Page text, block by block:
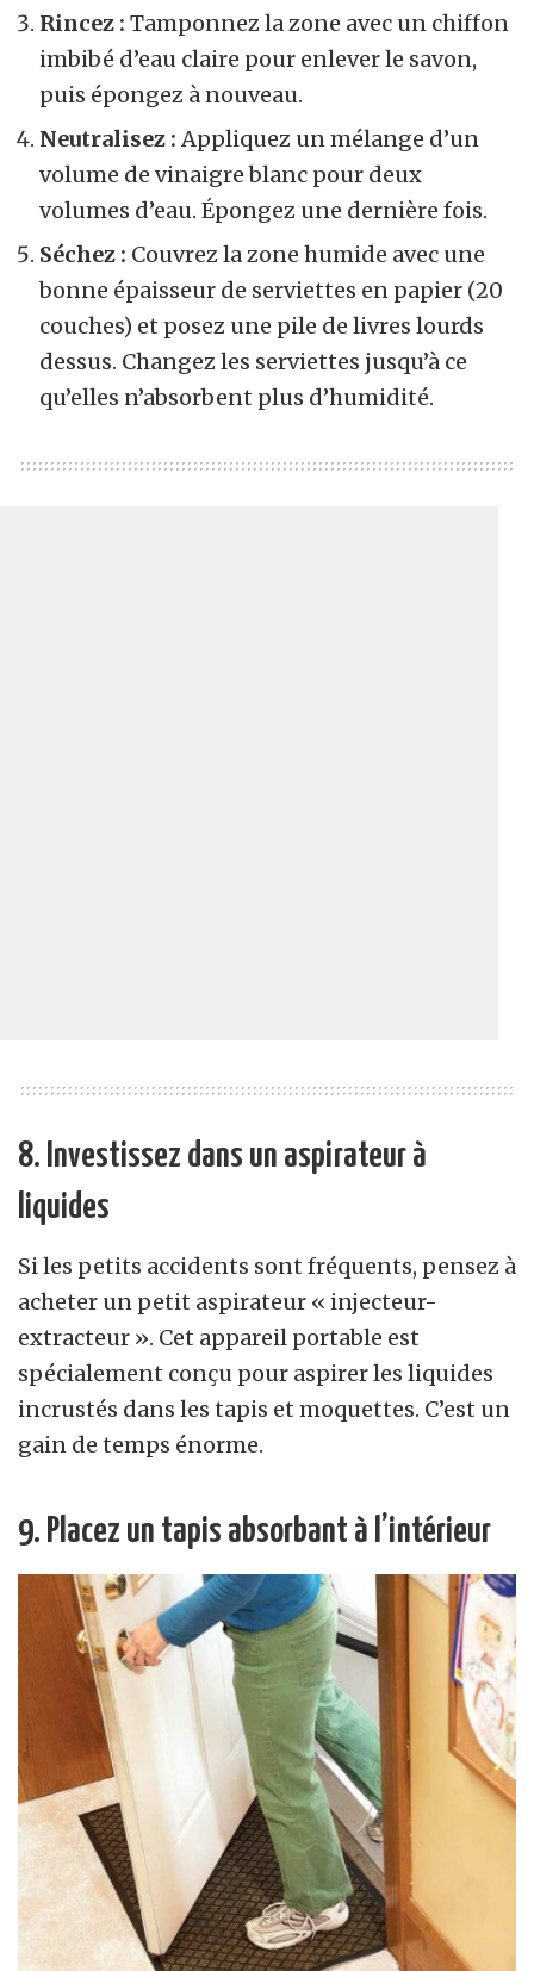
Rincez : Tamponnez la zone avec un chiffon
imbibé d’eau claire pour enlever le savon,
puis épongez à nouveau.
Neutralisez : Appliquez un mélange d’un
volume de vinaigre blanc pour deux
volumes d’eau. Épongez une dernière fois.
Séchez : Couvrez la zone humide avec une
bonne épaisseur de serviettes en papier (20
couches) et posez une pile de livres lourds
dessus. Changez les serviettes jusqu’à ce
qu’elles n’absorbent plus d’humidité.
8. Investissez dans un aspirateur à
liquides
Si les petits accidents sont fréquents, pensez à
acheter un petit aspirateur « injecteur-
extracteur ». Cet appareil portable est
spécialement conçu pour aspirer les liquides
incrustés dans les tapis et moquettes. C’est un
gain de temps énorme.
9. Placez un tapis absorbant à l’intérieur